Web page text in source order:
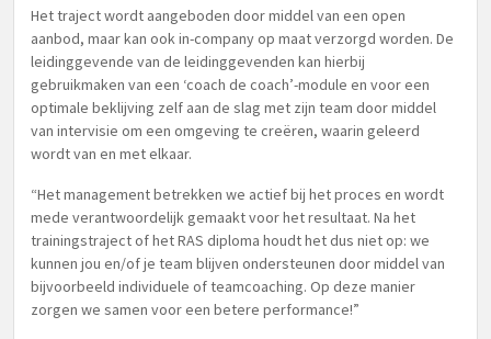
Het traject wordt aangeboden door middel van een open
aanbod, maar kan ook in-company op maat verzorgd worden. De
leidinggevende van de leidinggevenden kan hierbij
gebruikmaken van een ‘coach de coach’-module en voor een
optimale beklijving zelf aan de slag met zijn team door middel
van intervisie om een omgeving te creëren, waarin geleerd
wordt van en met elkaar.
“Het management betrekken we actief bij het proces en wordt
mede verantwoordelijk gemaakt voor het resultaat. Na het
trainingstraject of het RAS diploma houdt het dus niet op: we
kunnen jou en/of je team blijven ondersteunen door middel van
bijvoorbeeld individuele of teamcoaching. Op deze manier
zorgen we samen voor een betere performance!”